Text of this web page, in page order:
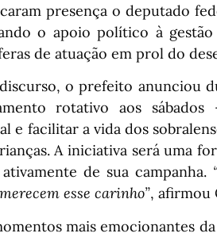
presença o deputado
o apoio político à
de atuação em prol do
o prefeito anunciou
rotativo aos
e facilitar a vida dos
A iniciativa será uma
de sua campanha.
esse carinho”, afirmou
mais emocionantes